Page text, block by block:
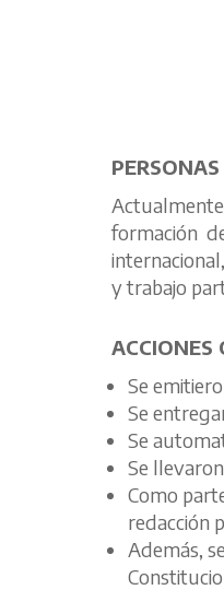
formación
y trabajo
ACCIONES
Se
Se
Se
Se
Como
redacción
Además,